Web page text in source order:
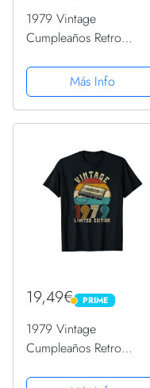
1979 Vintage
Cumpleaños Retro
Hombres Mujer Regalo
Camiseta
Más Info
19,49€ PRIME
PRIME
1979 Vintage
Cumpleaños Retro